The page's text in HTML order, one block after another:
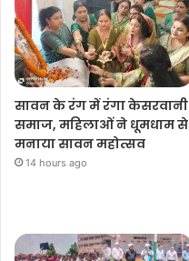
सावन के रंग में रंगा केसरवानी
समाज, महिलाओं ने धूमधाम से
मनाया सावन महोत्सव
14 hours ago